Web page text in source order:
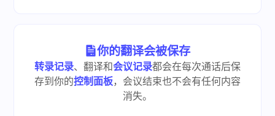
你的翻译会被保存
转录记录、翻译和会议记录都会在每次通话后保
存到你的控制面板，会议结束也不会有任何内容
消失。